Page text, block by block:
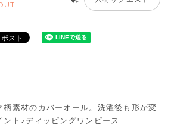
柄素材のカバーオール。洗濯後も形が変
ト♪ディッピングワンピース